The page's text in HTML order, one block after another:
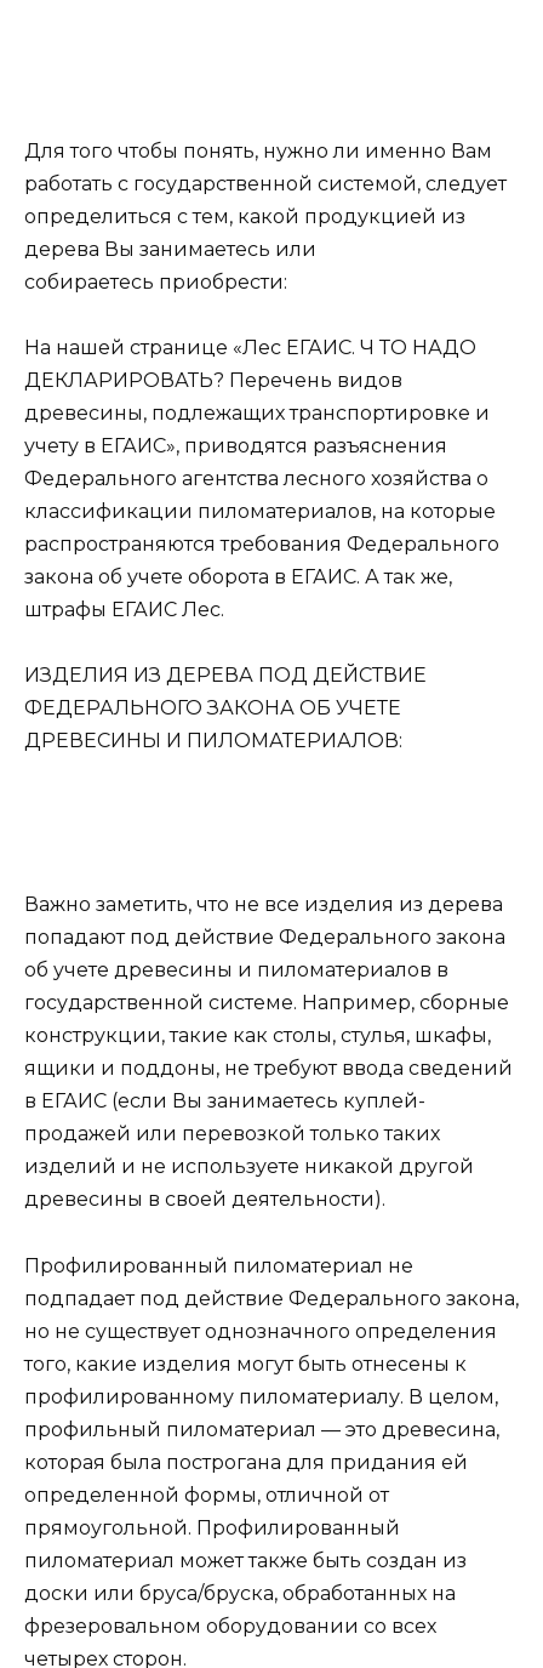
Для того чтобы понять, нужно ли именно Вам
работать с государственной системой, следует
определиться с тем, какой продукцией из
дерева Вы занимаетесь или
собираетесь приобрести:
На нашей странице «Лес ЕГАИС. Ч ТО НАДО
ДЕКЛАРИРОВАТЬ? Перечень видов
древесины, подлежащих транспортировке и
учету в ЕГАИС», приводятся разъяснения
Федерального агентства лесного хозяйства о
классификации пиломатериалов, на которые
распространяются требования Федерального
закона об учете оборота в ЕГАИС. А так же,
штрафы ЕГАИС Лес.
ИЗДЕЛИЯ ИЗ ДЕРЕВА ПОД ДЕЙСТВИЕ
ФЕДЕРАЛЬНОГО ЗАКОНА ОБ УЧЕТЕ
ДРЕВЕСИНЫ И ПИЛОМАТЕРИАЛОВ:
Важно заметить, что не все изделия из дерева
попадают под действие Федерального закона
об учете древесины и пиломатериалов в
государственной системе. Например, сборные
конструкции, такие как столы, стулья, шкафы,
ящики и поддоны, не требуют ввода сведений
в ЕГАИС (если Вы занимаетесь куплей-
продажей или перевозкой только таких
изделий и не используете никакой другой
древесины в своей деятельности).
Профилированный пиломатериал не
подпадает под действие Федерального закона,
но не существует однозначного определения
того, какие изделия могут быть отнесены к
профилированному пиломатериалу. В целом,
профильный пиломатериал — это древесина,
которая была построгана для придания ей
определенной формы, отличной от
прямоугольной. Профилированный
пиломатериал может также быть создан из
доски или бруса/бруска, обработанных на
фрезеровальном оборудовании со всех
четырех сторон.